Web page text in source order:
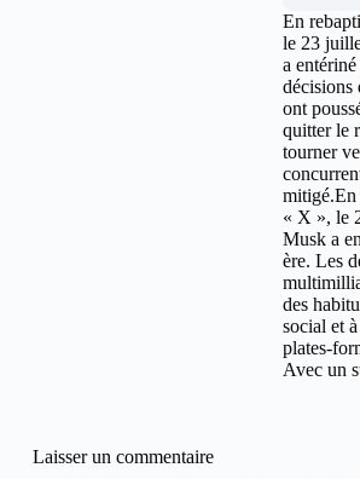
En
le 23
a
ont
quitter le
tourner
mitigé.En
« X », le
Musk a
ère. Les
des
social et
plates-
Avec un
Laisser un commentaire